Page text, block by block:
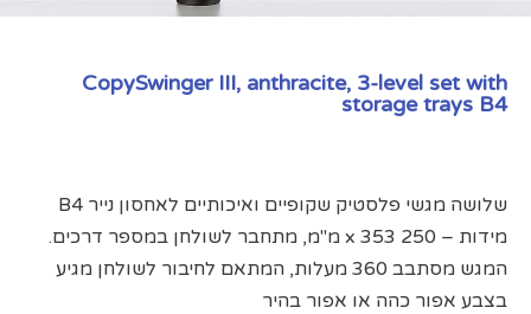
CopySwinger III, anthracite, 3-level set with
storage trays B4
שלושה מגשי פלסטיק שקופיים ואיכותיים לאחסון נייר B4
מידות – 250 x 353 מ"מ, מתחבר לשולחן במספר דרכים.
המגש מסתבב 360 מעלות, המתאם לחיבור לשולחן מגיע
בצבע אפור כהה או אפור בהיר